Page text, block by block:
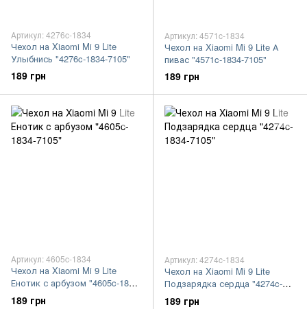
Артикул: 4276c-1834
Чехол на Xiaomi Mi 9 Lite
Улыбнись "4276c-1834-7105"
189 грн
Артикул: 4571c-1834
Чехол на Xiaomi Mi 9 Lite А
пивас "4571c-1834-7105"
189 грн
Артикул: 4605c-1834
Чехол на Xiaomi Mi 9 Lite
Енотик с арбузом "4605c-1834-
7105"
189 грн
Артикул: 4274c-1834
Чехол на Xiaomi Mi 9 Lite
Подзарядка сердца "4274c-
1834-7105"
189 грн